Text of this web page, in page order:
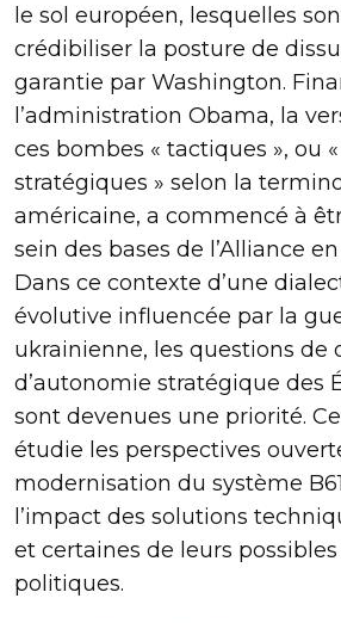
le sol européen, lesquelles
crédibiliser la posture de
garantie par Washington.
l’administration Obama, la
ces bombes « tactiques », ou
stratégiques » selon la
américaine, a commencé à
sein des bases de l’Alliance
Dans ce contexte d’une
évolutive influencée par la
ukrainienne, les questions de
d’autonomie stratégique des
sont devenues une priorité.
étudie les perspectives
modernisation du système
l’impact des solutions
et certaines de leurs
politiques.